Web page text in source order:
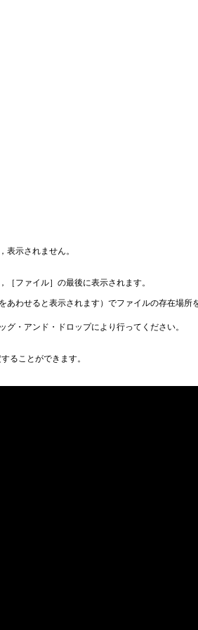
表示されません。
ファイル］の最後に表示されます。
わせると表示されます）でファイルの存在場所
・アンド・ドロップにより行ってください。
ることができます。